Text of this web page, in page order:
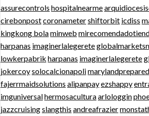
assurecontrols hospitalnearme
cirebonpostcoronametershiftorbit icdiss
kingkong bolaminweb
harpanas imaginerlalegerete
lowkerpabrik harpanas imaginerlalegerete
jokercoysolocalcionapoli
fajerrmaidsolutions alipanpayezshappy
imguniversalhermosaculturaarlologgin
jazzcruisingslangthis andreafrazier